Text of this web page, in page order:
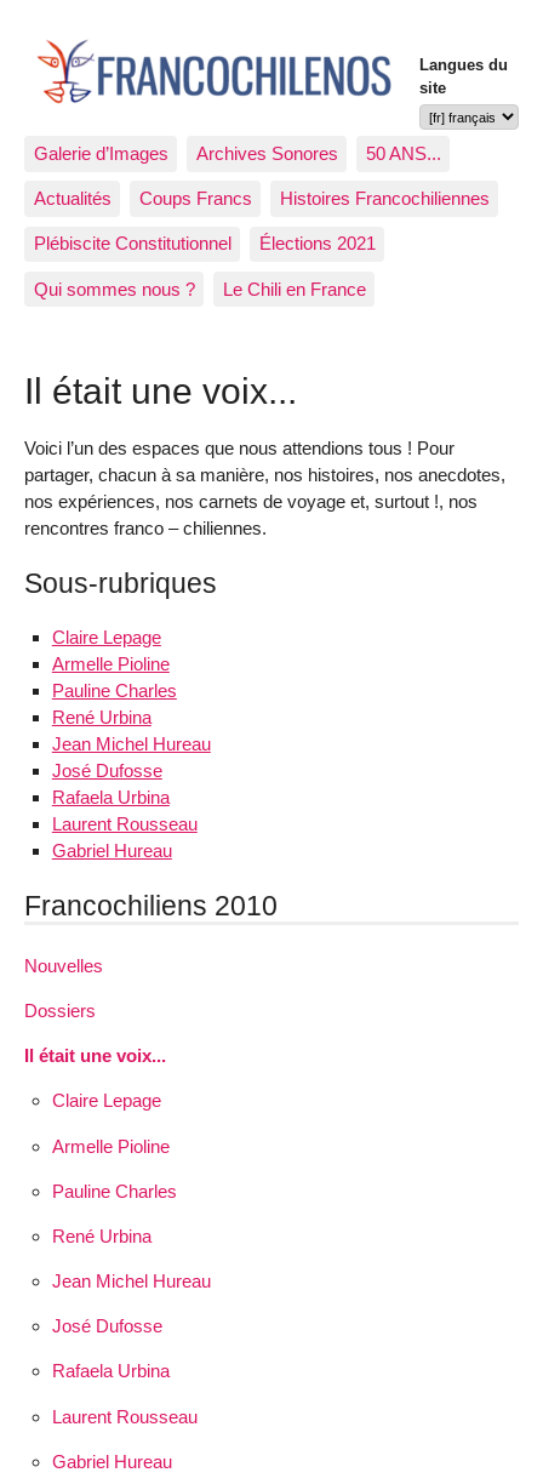
Langues du
site
Galerie d’Images Archives Sonores 50 ANS...
Actualités Coups Francs Histoires Francochiliennes
Plébiscite Constitutionnel Élections 2021
Qui sommes nous ? Le Chili en France
Il était une voix...
Voici l’un des espaces que nous attendions tous ! Pour
partager, chacun à sa manière, nos histoires, nos anecdotes,
nos expériences, nos carnets de voyage et, surtout !, nos
rencontres franco – chiliennes.
Sous-rubriques
Claire Lepage
Armelle Pioline
Pauline Charles
René Urbina
Jean Michel Hureau
José Dufosse
Rafaela Urbina
Laurent Rousseau
Gabriel Hureau
Francochiliens 2010
Nouvelles
Dossiers
Il était une voix...
Claire Lepage
Armelle Pioline
Pauline Charles
René Urbina
Jean Michel Hureau
José Dufosse
Rafaela Urbina
Laurent Rousseau
Gabriel Hureau